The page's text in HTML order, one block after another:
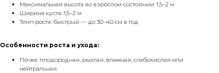
Максимальная высота во взрослом состоянии: 1,5–2 м
Ширина куста: 1,5–2 м
Темп роста: быстрый — до 30–40 см в год
Особенности роста и ухода:
Почва: плодородная, рыхлая, влажная, слабокислая или
нейтральная